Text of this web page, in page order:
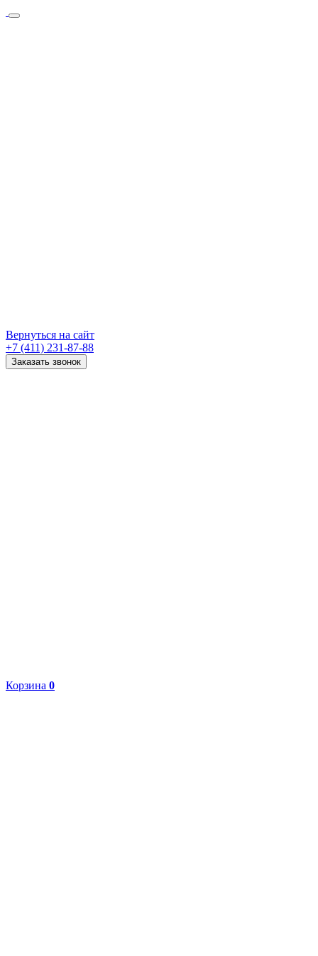
Вернуться на сайт
+7 (411) 231-87-88
Заказать звонок
Корзина 0